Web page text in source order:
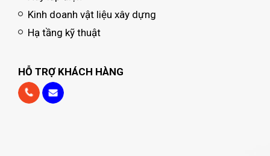
Kinh doanh vật liệu xây dựng
Hạ tầng kỹ thuật
HỖ TRỢ KHÁCH HÀNG